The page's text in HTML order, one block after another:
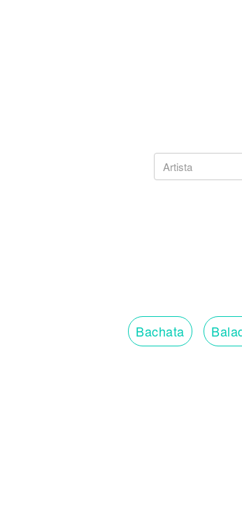
Bachata